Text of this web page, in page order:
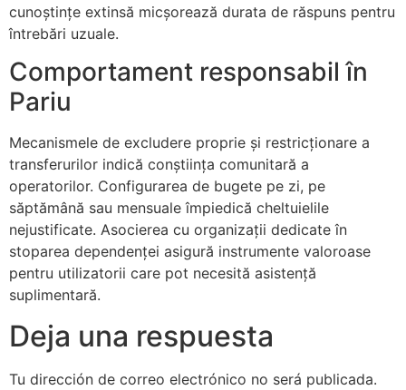
cunoștințe extinsă micșorează durata de răspuns pentru
întrebări uzuale.
Comportament responsabil în
Pariu
Mecanismele de excludere proprie și restricționare a
transferurilor indică conștiința comunitară a
operatorilor. Configurarea de bugete pe zi, pe
săptămână sau mensuale împiedică cheltuielile
nejustificate. Asocierea cu organizații dedicate în
stoparea dependenței asigură instrumente valoroase
pentru utilizatorii care pot necesită asistență
suplimentară.
Deja una respuesta
Tu dirección de correo electrónico no será publicada.